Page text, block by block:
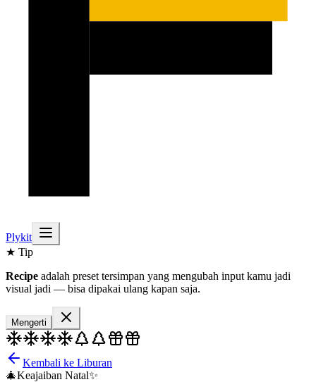
Plykit
★ Tip
Recipe adalah preset tersimpan yang mengubah input kamu jadi
visual jadi — bisa dipakai ulang kapan saja.
Mengerti
Kembali ke Liburan
🎄Keajaiban Natal✨